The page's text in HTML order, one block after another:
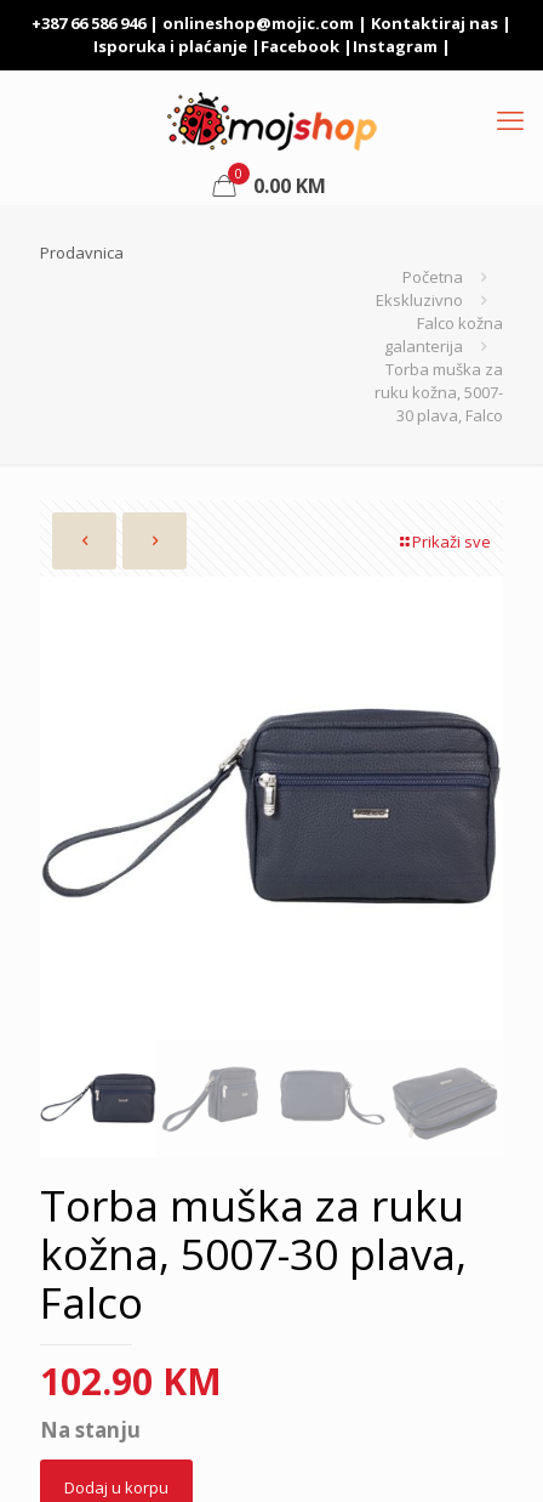
+387 66 586 946 | onlineshop@mojic.com | Kontaktiraj nas |
Isporuka i plaćanje| Facebook| Instagram |
0 0.00 KM
Prodavnica
Početna
Ekskluzivno
Falco kožna
galanterija
Torba muška za
ruku kožna, 5007-
30 plava, Falco
Prikaži sve
Torba muška za ruku
kožna, 5007-30 plava,
Falco
102.90 KM
Na stanju
Dodaj u korpu